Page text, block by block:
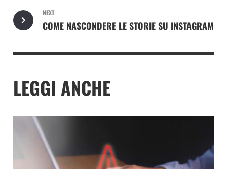
NEXT
COME NASCONDERE LE STORIE SU INSTAGRAM
LEGGI ANCHE